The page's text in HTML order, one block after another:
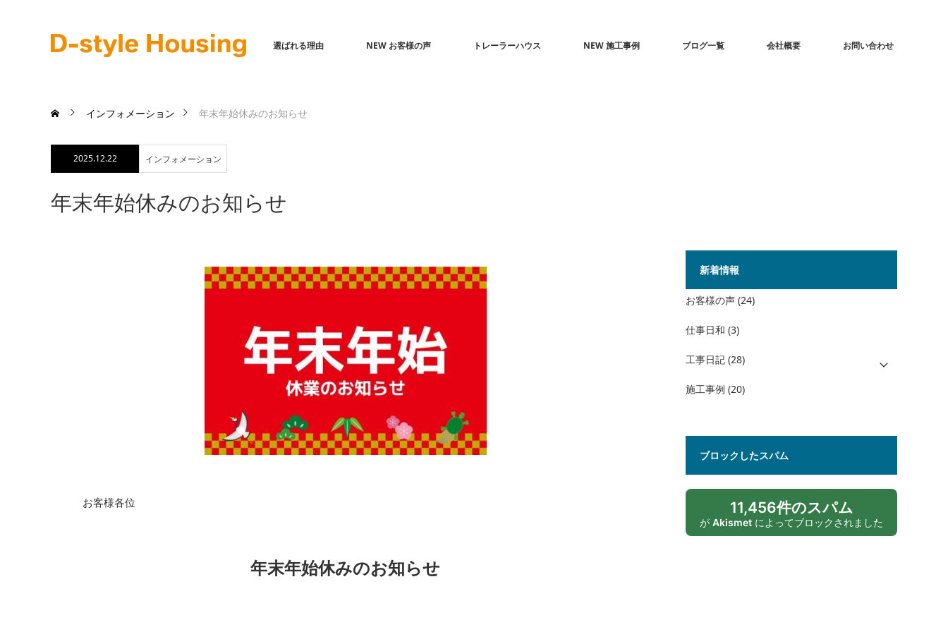
選ばれる理由 NEW お客様の声 トレーラーハウス NEW 施工事例 ブログ一覧 会社概要 お問い合わせ
インフォメーション 年末年始休みのお知らせ
2025.12.22 インフォメーション
年末年始休みのお知らせ
お客様各位
年末年始休みのお知らせ
新着情報
お客様の声 (24)
仕事日和 (3)
工事日記 (28)
施工事例 (20)
ブロックしたスパム
11,456件のスパム
が Akismet によってブロックされました